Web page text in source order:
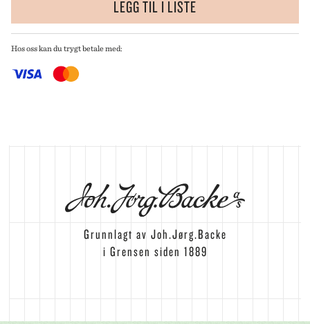
LEGG TIL I LISTE
Hos oss kan du trygt betale med:
Grunnlagt av Joh.Jørg.Backe
i Grensen siden 1889